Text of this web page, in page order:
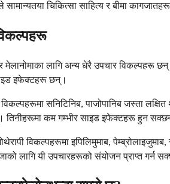
चिकित्सा साहित्य र बीमा
मेलानोमाका लागि अन्य धेरै उपचार विकल्पहरू
इफेक्टहरू छन्।
विकल्पहरूमा सनिटिनिब, पाजोपानिब जस्ता
कम गम्भीर साइड इफेक्टहरू हुन
विकल्पहरूमा इपिलिमुमाब,
लागि यी उपचारहरूको संयोजन प्राप्त गर्न